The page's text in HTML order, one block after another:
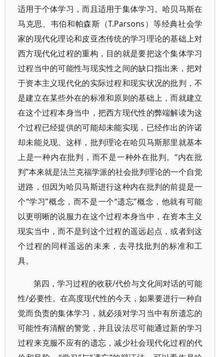
适用于个体学习，而且适用于集体学习。哈贝马斯在
马克思、韦伯和帕森斯（T.Parsons）等经典社会学
家的现代化理论和皮亚杰传统的学习理论的基础上对
西方现代化过程的重构，目的就是要把这个集体学习
过程当中的可能性与现实性之间的缺口指出来，把对
于资本主义现代化的实际过程和现实状况的批判，不
是建立在某些外在的标准和原则的基础上，而就建立
在这个过程本身当中，把西方现代性的弊端解读为这
个过程已经提供的可能却未能实现，已经作出的许诺
却未能兑现。这样，批判理论在哈贝马斯那里就基本
上是一种内在批判，而不是一种外在批判。“内在批
判”本来就是法兰克福学派的社会批判理论的一个自觉
进路，但因为哈贝马斯进行这种内在批判的前提是一
个“学习”概念，而不是一个“遗忘”概念，他就有可能
以更明晰的说服力在这个过程本身当中，在资本主义
现实当中，而不是到这个过程的遥远起点，或者到这
个过程的同样遥远的未来，去寻找批判的标准和工
具。
第四，学习过程的收获/代价与文化间对话的可能
性/必要性。在高度现代性的今天，如果要进行一种自
觉而负责的集体学习，就必须对学习当中有所遗忘的
可能性有清醒的警觉，并且设法尽可能通过新的学习
过程来克服不应有的遗忘，减少社会现代化过程的代